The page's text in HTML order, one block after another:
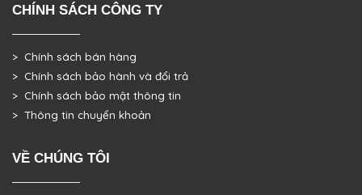
CHÍNH SÁCH CÔNG TY
> Chính sách bán hàng
> Chính sách bảo hành và đổi trả
> Chính sách bảo mật thông tin
> Thông tin chuyển khoản
VỀ CHÚNG TÔI